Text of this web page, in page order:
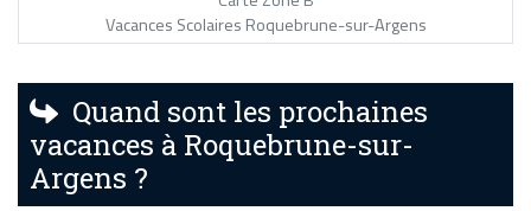
Vacances Scolaires Roquebrune-sur-Argens
Quand sont les prochaines
vacances à Roquebrune-sur-
Argens ?